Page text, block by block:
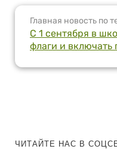
Главная новость по
С 1 сентября в
флаги и включать
ЧИТАЙТЕ НАС В